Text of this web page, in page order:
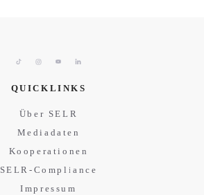
QUICKLINKS
Über SELR
Mediadaten
Kooperationen
SELR-Compliance
Impressum